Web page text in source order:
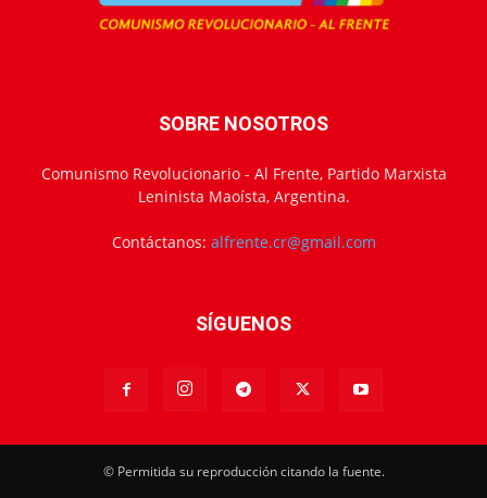
SOBRE NOSOTROS
Comunismo Revolucionario - Al Frente, Partido Marxista
Leninista Maoísta, Argentina.
Contáctanos: alfrente.cr@gmail.com
SÍGUENOS
© Permitida su reproducción citando la fuente.